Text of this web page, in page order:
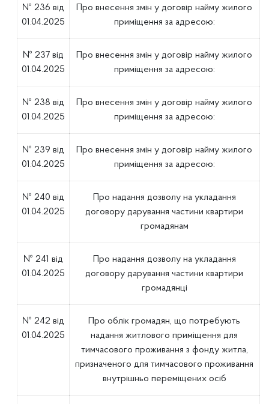
№ 236 від
01.04.2025
Про внесення змін у договір найму жилого
приміщення за адресою:
№ 237 від
01.04.2025
Про внесення змін у договір найму жилого
приміщення за адресою:
№ 238 від
01.04.2025
Про внесення змін у договір найму жилого
приміщення за адресою:
№ 239 від
01.04.2025
Про внесення змін у договір найму жилого
приміщення за адресою:
№ 240 від
01.04.2025
Про надання дозволу на укладання
договору дарування частини квартири
громадянам
№ 241 від
01.04.2025
Про надання дозволу на укладання
договору дарування частини квартири
громадянці
№ 242 від
01.04.2025
Про облік громадян, що потребують
надання житлового приміщення для
тимчасового проживання з фонду житла,
призначеного для тимчасового проживання
внутрішньо переміщених осіб